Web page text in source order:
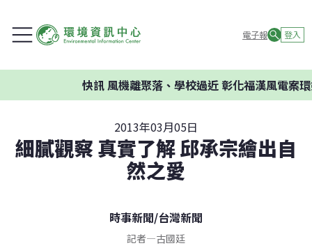
電子報 登入
風機離聚落、學校過近 彰化福漢風電案環委建
2013年03月05日
細膩觀察 真實了解 邱承宗繪出自
然之愛
時事新聞/台灣新聞
記者—古國廷